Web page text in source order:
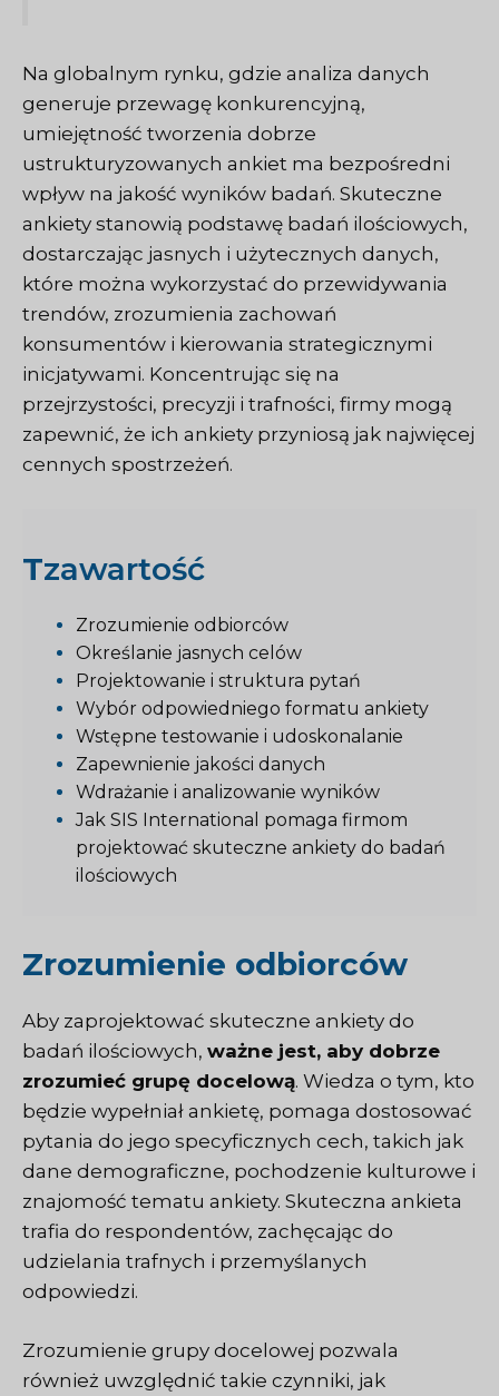
Na globalnym rynku, gdzie analiza danych
generuje przewagę konkurencyjną,
umiejętność tworzenia dobrze
ustrukturyzowanych ankiet ma bezpośredni
wpływ na jakość wyników badań. Skuteczne
ankiety stanowią podstawę badań ilościowych,
dostarczając jasnych i użytecznych danych,
które można wykorzystać do przewidywania
trendów, zrozumienia zachowań
konsumentów i kierowania strategicznymi
inicjatywami. Koncentrując się na
przejrzystości, precyzji i trafności, firmy mogą
zapewnić, że ich ankiety przyniosą jak najwięcej
cennych spostrzeżeń.
Tzawartość
Zrozumienie odbiorców
Określanie jasnych celów
Projektowanie i struktura pytań
Wybór odpowiedniego formatu ankiety
Wstępne testowanie i udoskonalanie
Zapewnienie jakości danych
Wdrażanie i analizowanie wyników
Jak SIS International pomaga firmom
projektować skuteczne ankiety do badań
ilościowych
Zrozumienie odbiorców
Aby zaprojektować skuteczne ankiety do
badań ilościowych, ważne jest, aby dobrze
zrozumieć grupę docelową. Wiedza o tym, kto
będzie wypełniał ankietę, pomaga dostosować
pytania do jego specyficznych cech, takich jak
dane demograficzne, pochodzenie kulturowe i
znajomość tematu ankiety. Skuteczna ankieta
trafia do respondentów, zachęcając do
udzielania trafnych i przemyślanych
odpowiedzi.
Zrozumienie grupy docelowej pozwala
również uwzględnić takie czynniki, jak